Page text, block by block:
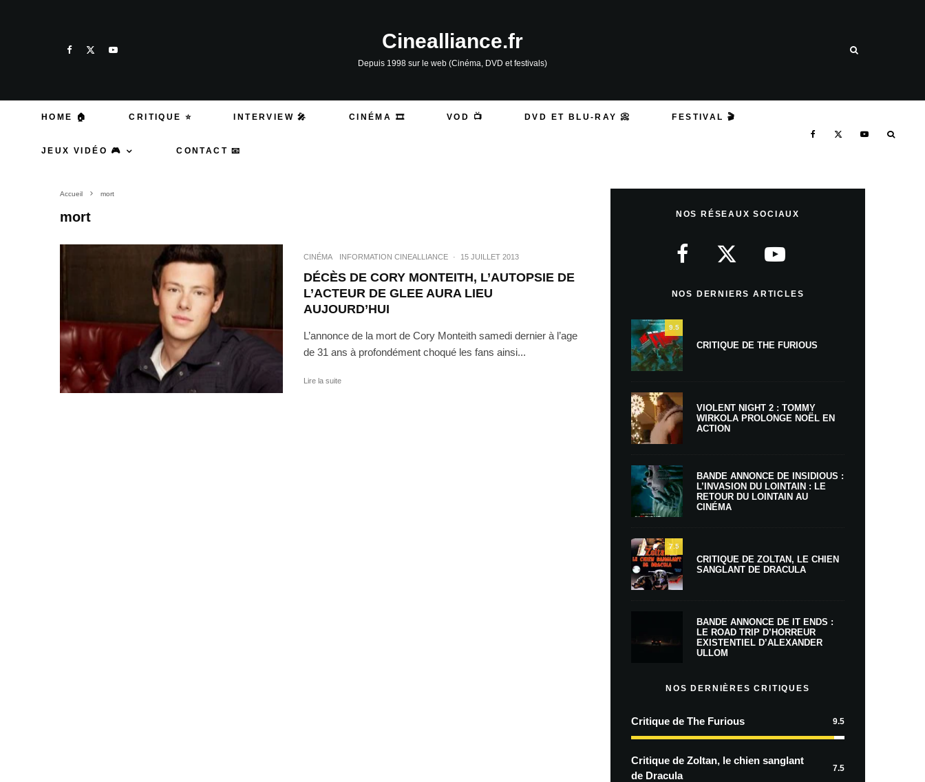
Cinealliance.fr
Depuis 1998 sur le web (Cinéma, DVD et festivals)
HOME 🏠 CRITIQUE ⭐ INTERVIEW 🎤 CINÉMA 🎞️ VOD 📺 DVD ET BLU-RAY 📀 FESTIVAL 🎬
JEUX VIDÉO 🎮 CONTACT 📧
Accueil mort
mort
CINÉMA INFORMATION CINEALLIANCE · 15 JUILLET 2013
DÉCÈS DE CORY MONTEITH, L’AUTOPSIE DE
L’ACTEUR DE GLEE AURA LIEU
AUJOURD’HUI
L’annonce de la mort de Cory Monteith samedi dernier à l’age
de 31 ans à profondément choqué les fans ainsi...
Lire la suite
NOS RÉSEAUX SOCIAUX
NOS DERNIERS ARTICLES
9.5
CRITIQUE DE THE FURIOUS
VIOLENT NIGHT 2 : TOMMY
WIRKOLA PROLONGE NOËL EN
ACTION
BANDE ANNONCE DE INSIDIOUS :
L’INVASION DU LOINTAIN : LE
RETOUR DU LOINTAIN AU
CINÉMA
7.5
CRITIQUE DE ZOLTAN, LE CHIEN
SANGLANT DE DRACULA
BANDE ANNONCE DE IT ENDS :
LE ROAD TRIP D’HORREUR
EXISTENTIEL D’ALEXANDER
ULLOM
NOS DERNIÈRES CRITIQUES
Critique de The Furious 9.5
Critique de Zoltan, le chien sanglant
de Dracula
7.5